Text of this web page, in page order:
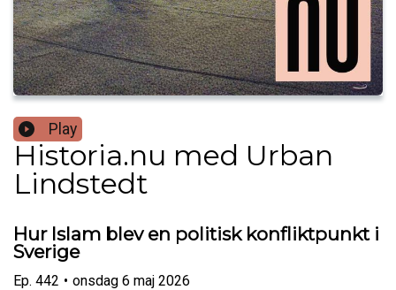
Play
Historia.nu med Urban
Lindstedt
Hur Islam blev en politisk konfliktpunkt i
Sverige
Ep. 442 • onsdag 6 maj 2026